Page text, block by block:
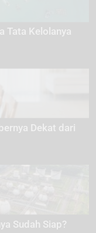
Tata Kelolanya
Dekat dari
Sudah Siap?